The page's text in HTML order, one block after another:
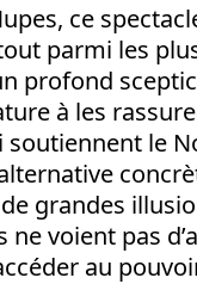
ce
parmi les
profond
à les
le
grandes
voient pas
au